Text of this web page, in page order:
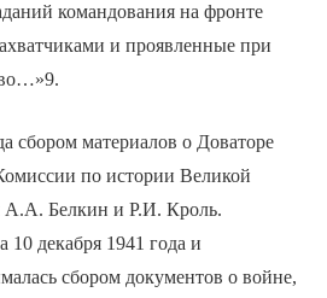
командования на фронте
и проявленные при
сбором материалов о Доваторе
по истории Великой
А.А. Белкин и Р.И. Кроль.
10 декабря 1941 года и
сбором документов о войне,